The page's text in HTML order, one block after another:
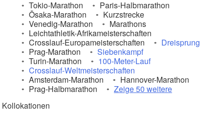
Tokio-Marathon
Paris-Halbmarathon
Ōsaka-Marathon
Kurzstrecke
Venedig-Marathon
Marathons
Leichtathletik-Afrikameisterschaften
Crosslauf-Europameisterschaften
Dreisprung
Prag-Marathon
Siebenkampf
Turin-Marathon
100-Meter-Lauf
Crosslauf-Weltmeisterschaften
Amsterdam-Marathon
Hannover-Marathon
Prag-Halbmarathon
Zeige 50 weitere
Kollokationen